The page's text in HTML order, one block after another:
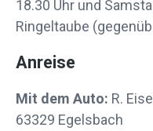
18.30 Uhr und
Ringeltaube
Anreise
Mit dem Auto: R.
63329 Egelsbach